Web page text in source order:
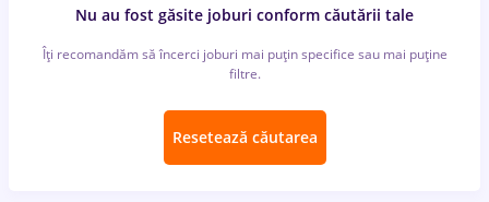
Nu au fost găsite joburi conform căutării tale
Îți recomandăm să încerci joburi mai puțin specifice sau mai puține
filtre.
Resetează căutarea